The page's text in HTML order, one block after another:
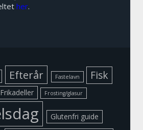
her.
Efterår Fastelavn Fisk
Frikadeller Frosting/glasur
Glutenfri guide